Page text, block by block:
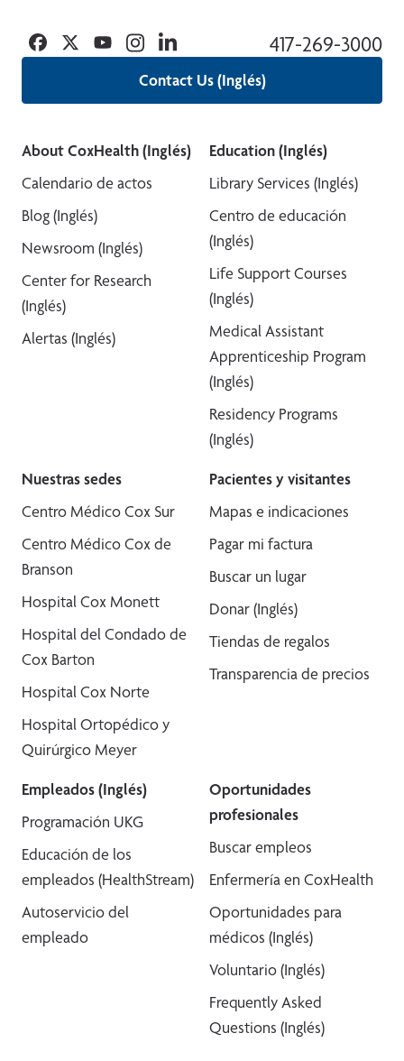
Contact Us (Inglés)
417-269-3000
Facebook
TwitterYouTubeInstagramLinkedin
About CoxHealth (Inglés)
Calendario de actos
Blog (Inglés)
Newsroom (Inglés)
Center for Research
(Inglés)
Alertas (Inglés)
Education (Inglés)
Library Services (Inglés)
Centro de educación
(Inglés)
Life Support Courses
(Inglés)
Medical Assistant
Apprenticeship Program
(Inglés)
Residency Programs
(Inglés)
Nuestras sedes
Centro Médico Cox Sur
Centro Médico Cox de
Branson
Hospital Cox Monett
Hospital del Condado de
Cox Barton
Hospital Cox Norte
Hospital Ortopédico y
Quirúrgico Meyer
Pacientes y visitantes
Mapas e indicaciones
Pagar mi factura
Buscar un lugar
Donar (Inglés)
Tiendas de regalos
Transparencia de precios
Empleados (Inglés)
Programación UKG
Educación de los
empleados (HealthStream)
Autoservicio del
empleado
Oportunidades
profesionales
Buscar empleos
Enfermería en CoxHealth
Oportunidades para
médicos (Inglés)
Voluntario (Inglés)
Frequently Asked
Questions (Inglés)